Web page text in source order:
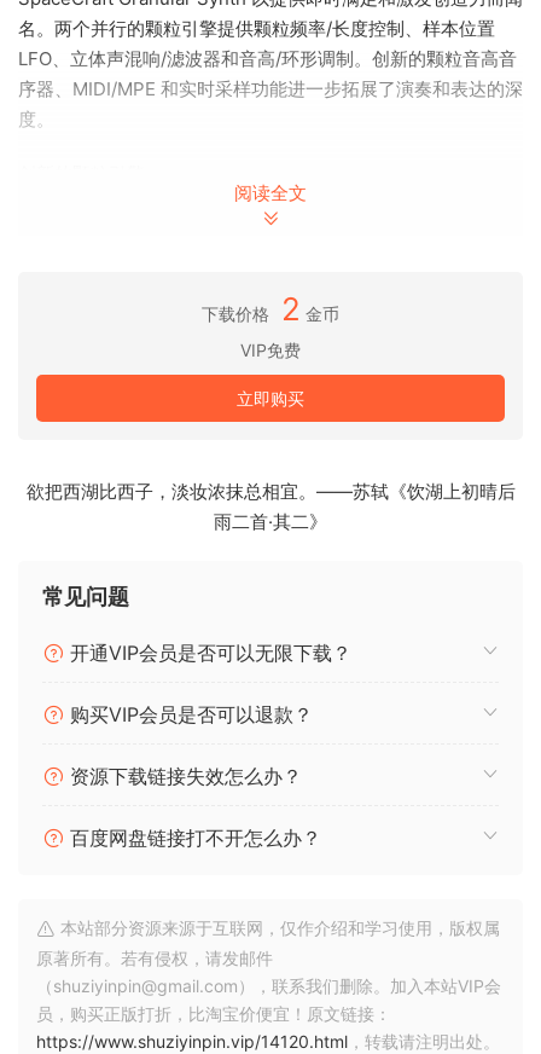
名。两个并行的颗粒引擎提供颗粒频率/长度控制、样本位置
LFO、立体声混响/滤波器和音高/环形调制。创新的颗粒音高音
序器、MIDI/MPE 和实时采样功能进一步拓展了演奏和表达的深
度。
颗粒音高由独特的琶音音符/颗粒音序器网格控制，该网格能够
制 XY 垫，您可以无缝地从颗粒和弦和嗡嗡声转变为琶音节奏序
优雅的单页 GUI
集中的 GUI 鼓励创造性的交互式体验。通过在单页布局中呈现
颜色主题选择，带来引人入胜的视听体验。
The hugely popular iOS app by Delta-V Audio has come to
the desktop! SpaceCraft Granular Synth is well known for
providing instant gratification and inspiring creative flow.
frequency/length control, sample position LFO, stereo
grain pitch sequencer, MIDI / MPE and live sampling
expression.
note/grain sequencer grid which is capable of a wide
range of styles spanning classical granular effects, lush
sample layering and organic rhythmic effects. Over 24
scales provides a wealth of melodic possibilities. With the
阅读全文
下载价格 2 金币
VIP免费
立即购买
欲把西湖比西子，淡妆浓抹总相宜。——苏轼《饮湖上初晴后
雨二首·其二》
常见问题
开通VIP会员是否可以无限下载？
购买VIP会员是否可以退款？
资源下载链接失效怎么办？
百度网盘链接打不开怎么办？
本站部分资源来源于互联网，仅作介绍和学习使用，版权属
原著所有。若有侵权，请发邮件
（shuziyinpin@gmail.com），联系我们删除。加入本站VIP会
员，购买正版打折，比淘宝价便宜！原文链接：
https://www.shuziyinpin.vip/14120.html ，转载请注明出处。